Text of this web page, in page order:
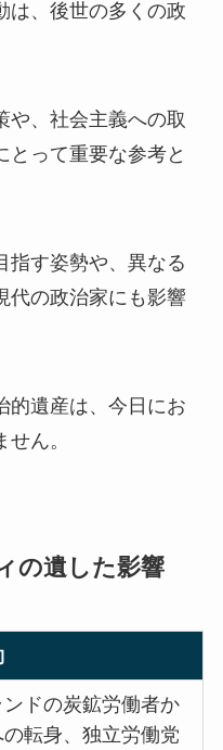
は、後世の多くの政
や、社会主義への取
とって重要な参考と
指す姿勢や、異なる
代の政治家にも影響
的遺産は、今日にお
ん。
の遺した影響
ンドの炭鉱労働者か
の転身、独立労働党